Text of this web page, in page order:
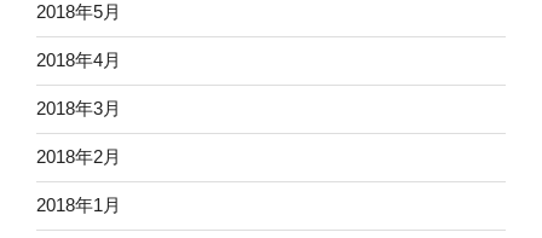
2018年5月
2018年4月
2018年3月
2018年2月
2018年1月